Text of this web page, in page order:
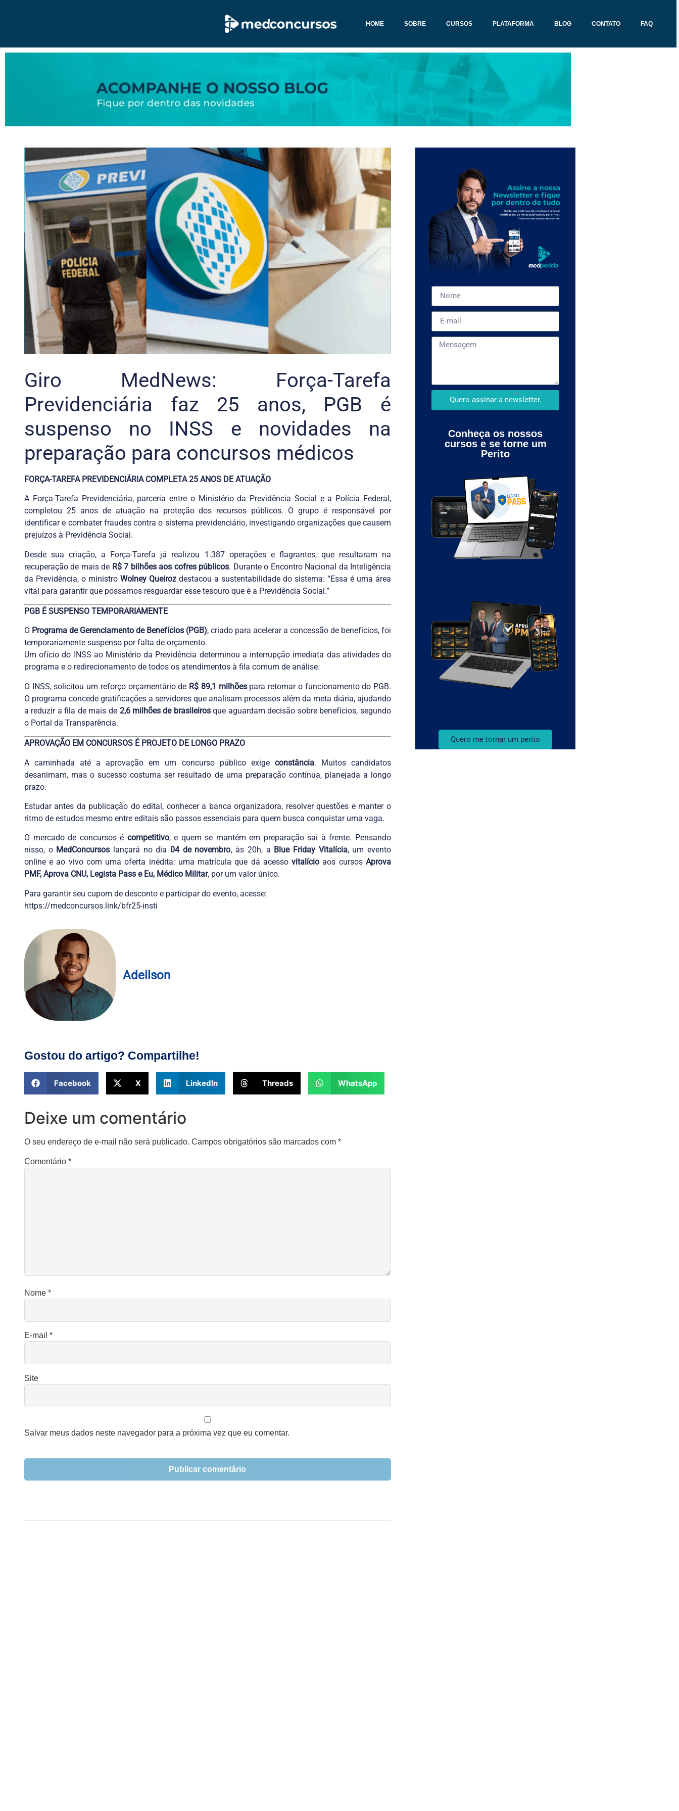
HOME SOBRE CURSOS PLATAFORMA BLOG CONTATO FAQ
Giro MedNews: Força-Tarefa
Previdenciária faz 25 anos, PGB é
suspenso no INSS e novidades na
preparação para concursos médicos
FORÇA-TAREFA PREVIDENCIÁRIA COMPLETA 25 ANOS DE ATUAÇÃO
A Força-Tarefa Previdenciária, parceria entre o Ministério da Previdência Social e a Polícia Federal,
completou 25 anos de atuação na proteção dos recursos públicos. O grupo é responsável por
identificar e combater fraudes contra o sistema previdenciário, investigando organizações que causem
prejuízos à Previdência Social.
Desde sua criação, a Força-Tarefa já realizou 1.387 operações e flagrantes, que resultaram na
recuperação de mais de R$ 7 bilhões aos cofres públicos. Durante o Encontro Nacional da Inteligência
da Previdência, o ministro Wolney Queiroz destacou a sustentabilidade do sistema: “Essa é uma área
vital para garantir que possamos resguardar esse tesouro que é a Previdência Social.”
PGB É SUSPENSO TEMPORARIAMENTE
O Programa de Gerenciamento de Benefícios (PGB), criado para acelerar a concessão de benefícios, foi
temporariamente suspenso por falta de orçamento.
Um ofício do INSS ao Ministério da Previdência determinou a interrupção imediata das atividades do
programa e o redirecionamento de todos os atendimentos à fila comum de análise.
O INSS, solicitou um reforço orçamentário de R$ 89,1 milhõespara retomar o funcionamento do PGB.
O programa concede gratificações a servidores que analisam processos além da meta diária, ajudando
a reduzir a fila de mais de 2,6 milhões de brasileiros que aguardam decisão sobre benefícios, segundo
o Portal da Transparência.
APROVAÇÃO EM CONCURSOS É PROJETO DE LONGO PRAZO
A caminhada até a aprovação em um concurso público exige constância. Muitos candidatos
desanimam, mas o sucesso costuma ser resultado de uma preparação contínua, planejada a longo
prazo.
Estudar antes da publicação do edital, conhecer a banca organizadora, resolver questões e manter o
ritmo de estudos mesmo entre editais são passos essenciais para quem busca conquistar uma vaga.
O mercado de concursos é competitivo, e quem se mantém em preparação sai à frente. Pensando
nisso, o MedConcursos lançará no dia 04 de novembro, às 20h, a Blue Friday Vitalícia, um evento
online e ao vivo com uma oferta inédita: uma matrícula que dá acessovitalício aos cursos Aprova
PMF, Aprova CNU, Legista Pass e Eu, Médico Militar, por um valor único.
Para garantir seu cupom de desconto e participar do evento, acesse:
https://medconcursos.link/bfr25-insti
Adeilson
Gostou do artigo? Compartilhe!
Facebook X LinkedIn Threads WhatsApp
Deixe um comentário
O seu endereço de e-mail não será publicado. Campos obrigatórios são marcados com *
Comentário *
Nome *
E-mail *
Site
Salvar meus dados neste navegador para a próxima vez que eu comentar.
Quero assinar a newsletter.
Conheça os nossos
cursos e se torne um
Perito
Quero me tornar um perito